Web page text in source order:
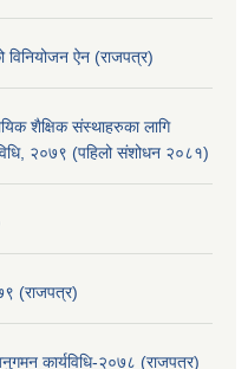
ऐन (राजपत्र)
शैक्षिक संस्थाहरुका लागि
२०७९ (पहिलो संशोधन २०८१)
(राजपत्र)
कार्यविधि-२०७८ (राजपत्र)